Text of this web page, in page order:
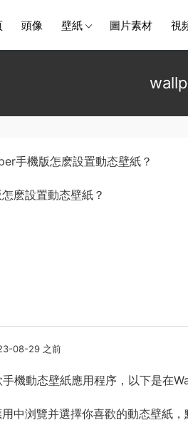
頭像 壁紙 圖片素材 視
手機版怎麽設置動态壁紙？
麽設置動态壁紙？
08-29 之前
機動态壁紙應用程序，以下是在
中浏覽并選擇你喜歡的動态壁紙，